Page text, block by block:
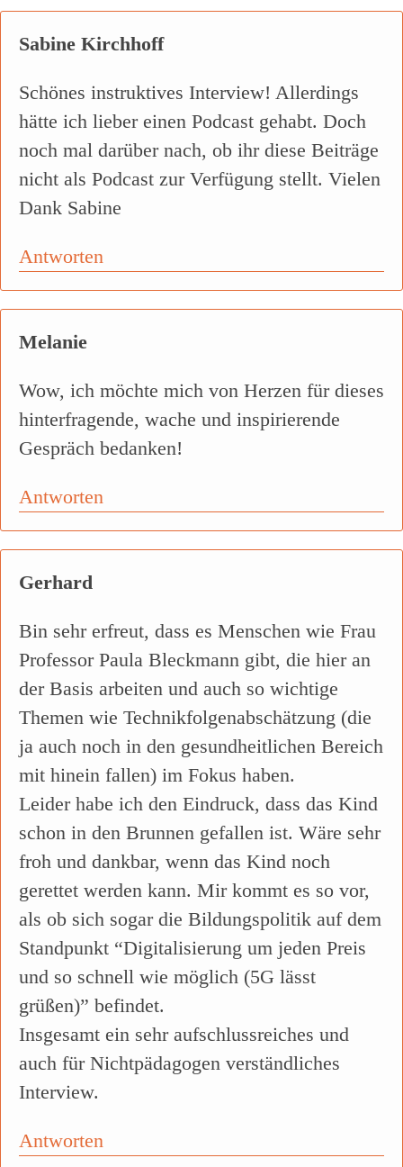
Sabine Kirchhoff
Schönes instruktives Interview! Allerdings
hätte ich lieber einen Podcast gehabt. Doch
noch mal darüber nach, ob ihr diese Beiträge
nicht als Podcast zur Verfügung stellt. Vielen
Dank Sabine
Antworten
Melanie
Wow, ich möchte mich von Herzen für dieses
hinterfragende, wache und inspirierende
Gespräch bedanken!
Antworten
Gerhard
Bin sehr erfreut, dass es Menschen wie Frau
Professor Paula Bleckmann gibt, die hier an
der Basis arbeiten und auch so wichtige
Themen wie Technikfolgenabschätzung (die
ja auch noch in den gesundheitlichen Bereich
mit hinein fallen) im Fokus haben.
Leider habe ich den Eindruck, dass das Kind
schon in den Brunnen gefallen ist. Wäre sehr
froh und dankbar, wenn das Kind noch
gerettet werden kann. Mir kommt es so vor,
als ob sich sogar die Bildungspolitik auf dem
Standpunkt “Digitalisierung um jeden Preis
und so schnell wie möglich (5G lässt
grüßen)” befindet.
Insgesamt ein sehr aufschlussreiches und
auch für Nichtpädagogen verständliches
Interview.
Antworten